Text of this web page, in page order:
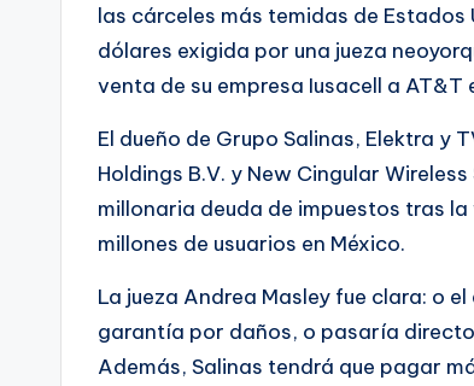
las cárceles más temidas de
dólares exigida por una jueza
venta de su empresa Iusacell a AT&T
El dueño de Grupo Salinas, Elektra
Holdings B.V. y New Cingular
millonaria deuda de impuestos tras
millones de usuarios en México.
La jueza Andrea Masley fue clara: o
garantía por daños, o pasaría
Además, Salinas tendrá que pagar